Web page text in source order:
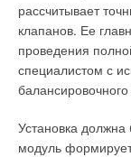
рассчитывает
клапанов. Ее
проведения
специалистом с
Установка
модуль